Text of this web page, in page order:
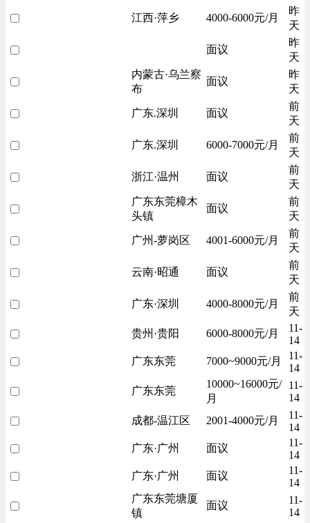
江西·萍乡 4000-6000元/月
昨
天
面议
昨
天
内蒙古·乌兰察
布
面议
昨
天
广东.深圳 面议
前
天
广东.深圳 6000-7000元/月
前
天
浙江·温州 面议
前
天
广东东莞樟木
头镇
面议
前
天
广州-萝岗区 4001-6000元/月
前
天
云南·昭通 面议
前
天
广东·深圳 4000-8000元/月
前
天
贵州·贵阳
6000-8000元/月
11-
14
广东东莞
7000~9000元/月
11-
14
广东东莞
10000~16000元/
月
11-
14
成都-温江区
2001-4000元/月
11-
14
广东·广州
面议
11-
14
广东·广州
面议
11-
14
广东东莞塘厦
镇
面议
11-
14